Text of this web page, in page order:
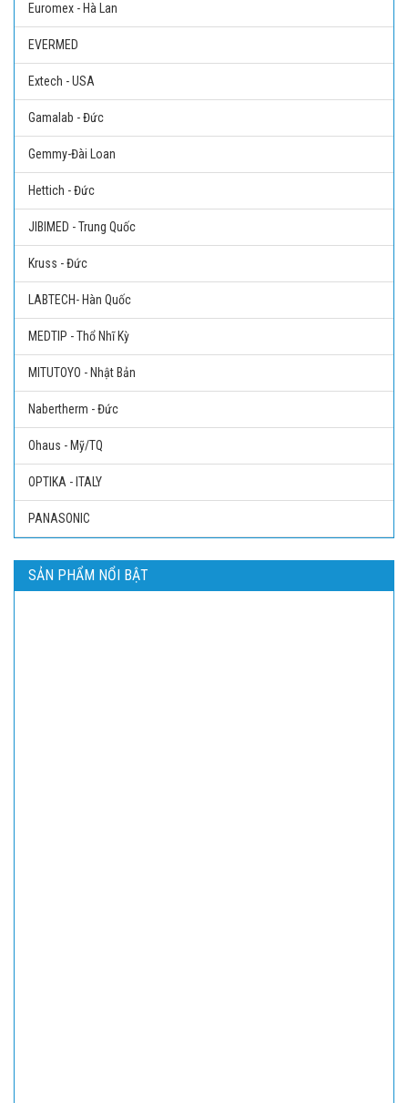
Euromex - Hà Lan
EVERMED
Extech - USA
Gamalab - Đức
Gemmy-Đài Loan
Hettich - Đức
JIBIMED - Trung Quốc
Kruss - Đức
LABTECH- Hàn Quốc
MEDTIP - Thổ Nhĩ Kỳ
MITUTOYO - Nhật Bản
Nabertherm - Đức
Ohaus - Mỹ/TQ
OPTIKA - ITALY
PANASONIC
SẢN PHẨM NỔI BẬT